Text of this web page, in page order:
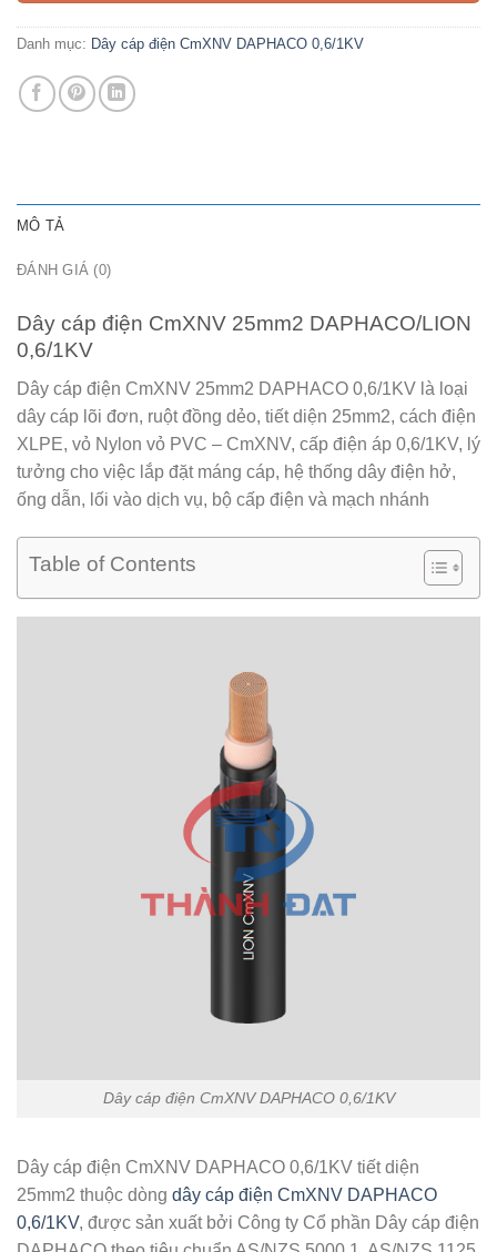
Danh mục: Dây cáp điện CmXNV DAPHACO 0,6/1KV
MÔ TẢ
ĐÁNH GIÁ (0)
Dây cáp điện CmXNV 25mm2 DAPHACO/LION
0,6/1KV
Dây cáp điện CmXNV 25mm2 DAPHACO 0,6/1KV là loại
dây cáp lõi đơn, ruột đồng dẻo, tiết diện 25mm2, cách điện
XLPE, vỏ Nylon vỏ PVC – CmXNV, cấp điện áp 0,6/1KV, lý
tưởng cho việc lắp đặt máng cáp, hệ thống dây điện hở,
ống dẫn, lối vào dịch vụ, bộ cấp điện và mạch nhánh
Table of Contents
Dây cáp điện CmXNV DAPHACO 0,6/1KV
Dây cáp điện CmXNV DAPHACO 0,6/1KV tiết diện
25mm2 thuộc dòng dây cáp điện CmXNV DAPHACO
0,6/1KV, được sản xuất bởi Công ty Cổ phần Dây cáp điện